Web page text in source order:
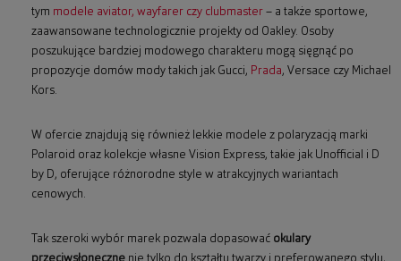
tym modele aviator, wayfarer czy clubmaster – a także sportowe,
zaawansowane technologicznie projekty od Oakley. Osoby
poszukujące bardziej modowego charakteru mogą sięgnąć po
propozycje domów mody takich jak Gucci, Prada, Versace czy Michael
Kors.
W ofercie znajdują się również lekkie modele z polaryzacją marki
Polaroid oraz kolekcje własne Vision Express, takie jak Unofficial i D
by D, oferujące różnorodne style w atrakcyjnych wariantach
cenowych.
Tak szeroki wybór marek pozwala dopasować okulary